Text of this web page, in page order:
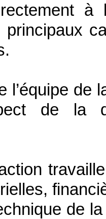
principaux
l’équipe de
de la
de